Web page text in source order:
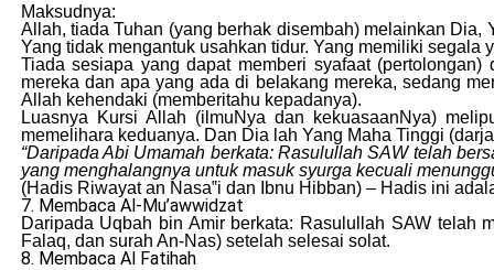
Maksudnya:
Allah, tiada Tuhan (yang berhak disembah) melainkan
Yang tidak mengantuk usahkan tidur. Yang memiliki
Tiada sesiapa yang dapat memberi syafaat
mereka dan apa yang ada di belakang mereka, sedang
Allah kehendaki (memberitahu kepadanya).
Luasnya Kursi Allah (ilmuNya dan kekuasaanNya)
memelihara keduanya. Dan Dia lah Yang Maha Tinggi
“Daripada Abi Umamah berkata: Rasulullah SAW telah
yang menghalangnya untuk masuk syurga kecuali
(Hadis Riwayat an Nasa‟i dan Ibnu Hibban) – Hadis ini
7. Membaca Al-Mu’awwidzat
Daripada Uqbah bin Amir berkata: Rasulullah SAW telah
Falaq, dan surah An-Nas) setelah selesai solat.
8. Membaca Al Fatihah